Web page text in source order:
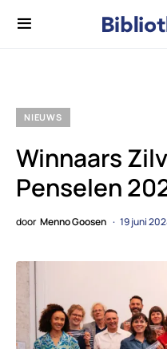
NIEUWS
Winnaars
Penselen
door Menno Goosen 19 juni